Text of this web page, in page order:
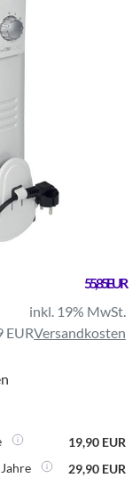
55,85 EUR
inkl. 19% MwSt.
EURVersandkosten
19,90 EUR
29,90 EUR